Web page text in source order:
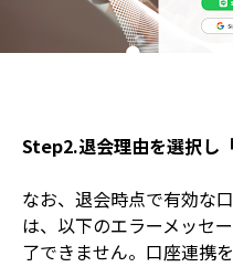
Step2.退会理由を選択し
なお、退会時点で有効な
は、以下のエラーメッセ
了できません。口座連携